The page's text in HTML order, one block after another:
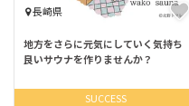
長崎県
地方をさらに元気にしていく気持ち
良いサウナを作りませんか？
SUCCESS